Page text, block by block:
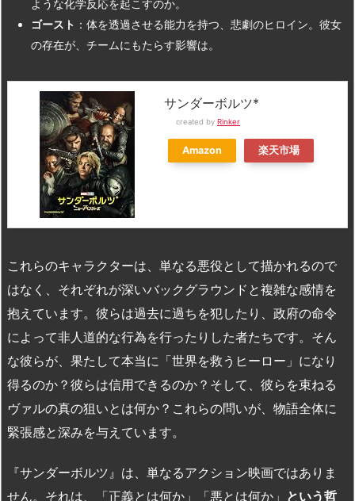
ような化学反応を起こすのか。
ゴースト ：体を透過させる能力を持つ、悲劇のヒロイン。彼女
の存在が、チームにもたらす影響は。
サンダーボルツ*
created by Rinker
Amazon 楽天市場
これらのキャラクターは、単なる悪役として描かれるので
はなく、それぞれが深いバックグラウンドと複雑な感情を
抱えています。彼らは過去に過ちを犯したり、政府の命令
によって非人道的な行為を行ったりした者たちです。そん
な彼らが、果たして本当に「世界を救うヒーロー」になり
得るのか？彼らは信用できるのか？そして、彼らを束ねる
ヴァルの真の狙いとは何か？これらの問いが、物語全体に
緊張感と深みを与えています。
『サンダーボルツ』は、単なるアクション映画ではありま
せん。それは、「正義とは何か」「悪とは何か」 という哲